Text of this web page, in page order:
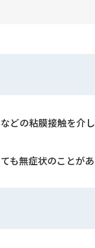
の粘膜接触を介
無症状のことが